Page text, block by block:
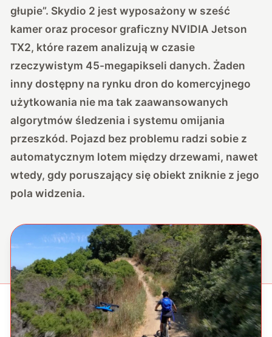
głupie”. Skydio 2 jest wyposażony w sześć
kamer oraz procesor graficzny NVIDIA Jetson
TX2, które razem analizują w czasie
rzeczywistym 45-megapikseli danych. Żaden
inny dostępny na rynku dron do komercyjnego
użytkowania nie ma tak zaawansowanych
algorytmów śledzenia i systemu omijania
przeszkód. Pojazd bez problemu radzi sobie z
automatycznym lotem między drzewami, nawet
wtedy, gdy poruszający się obiekt zniknie z jego
pola widzenia.